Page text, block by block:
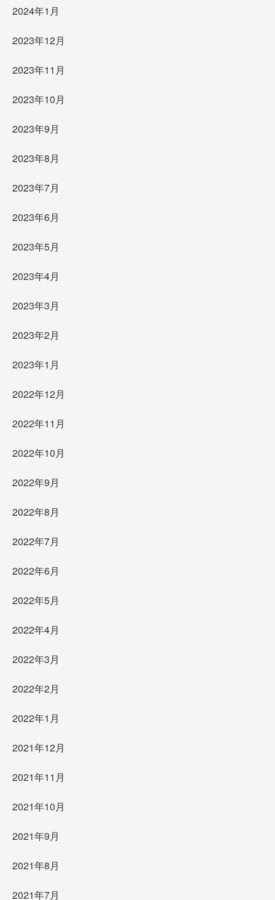
2024年1月
2023年12月
2023年11月
2023年10月
2023年9月
2023年8月
2023年7月
2023年6月
2023年5月
2023年4月
2023年3月
2023年2月
2023年1月
2022年12月
2022年11月
2022年10月
2022年9月
2022年8月
2022年7月
2022年6月
2022年5月
2022年4月
2022年3月
2022年2月
2022年1月
2021年12月
2021年11月
2021年10月
2021年9月
2021年8月
2021年7月